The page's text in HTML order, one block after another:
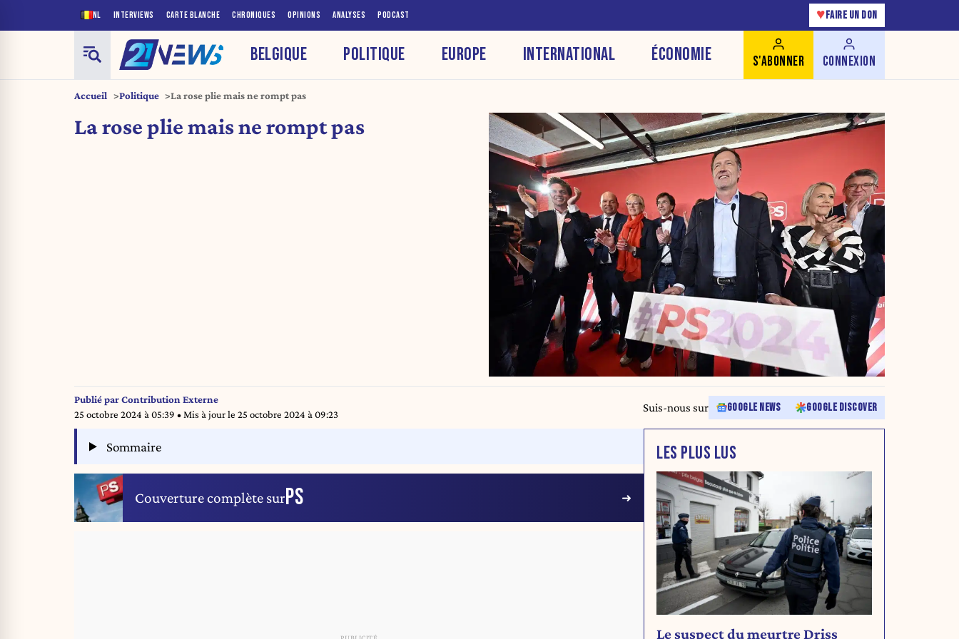
NL INTERVIEWS CARTE BLANCHE CHRONIQUES OPINIONS ANALYSES PODCAST ♥ FAIRE UN DON
BELGIQUE POLITIQUE EUROPE INTERNATIONAL ÉCONOMIE S'ABONNER CONNEXION
Accueil Politique La rose plie mais ne rompt pas
La rose plie mais ne rompt pas
Publié parContribution Externe
25 octobre 2024 à 05:39 • Mis à jour le 25 octobre 2024 à 09:23
Suis-nous sur GOOGLE NEWS GOOGLE DISCOVER
Sommaire
Couverture complète surPS
LES PLUS LUS
Le suspect du meurtre Driss